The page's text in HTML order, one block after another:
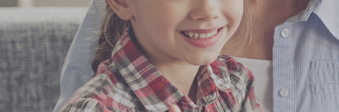
AIR 160